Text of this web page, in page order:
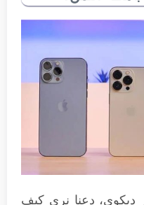
ديكوي، دعنا نرى كيف